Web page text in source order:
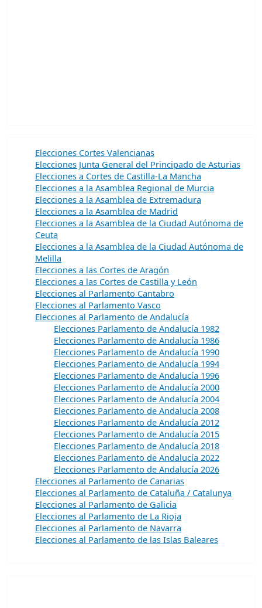
Elecciones Cortes Valencianas
Elecciones Junta General del Principado de Asturias
Elecciones a Cortes de Castilla-La Mancha
Elecciones a la Asamblea Regional de Murcia
Elecciones a la Asamblea de Extremadura
Elecciones a la Asamblea de Madrid
Elecciones a la Asamblea de la Ciudad Autónoma de
Ceuta
Elecciones a la Asamblea de la Ciudad Autónoma de
Melilla
Elecciones a las Cortes de Aragón
Elecciones a las Cortes de Castilla y León
Elecciones al Parlamento Cantabro
Elecciones al Parlamento Vasco
Elecciones al Parlamento de Andalucía
Elecciones Parlamento de Andalucía 1982
Elecciones Parlamento de Andalucía 1986
Elecciones Parlamento de Andalucía 1990
Elecciones Parlamento de Andalucía 1994
Elecciones Parlamento de Andalucía 1996
Elecciones Parlamento de Andalucía 2000
Elecciones Parlamento de Andalucía 2004
Elecciones Parlamento de Andalucía 2008
Elecciones Parlamento de Andalucía 2012
Elecciones Parlamento de Andalucía 2015
Elecciones Parlamento de Andalucía 2018
Elecciones Parlamento de Andalucía 2022
Elecciones Parlamento de Andalucía 2026
Elecciones al Parlamento de Canarias
Elecciones al Parlamento de Cataluña / Catalunya
Elecciones al Parlamento de Galicia
Elecciones al Parlamento de La Rioja
Elecciones al Parlamento de Navarra
Elecciones al Parlamento de las Islas Baleares